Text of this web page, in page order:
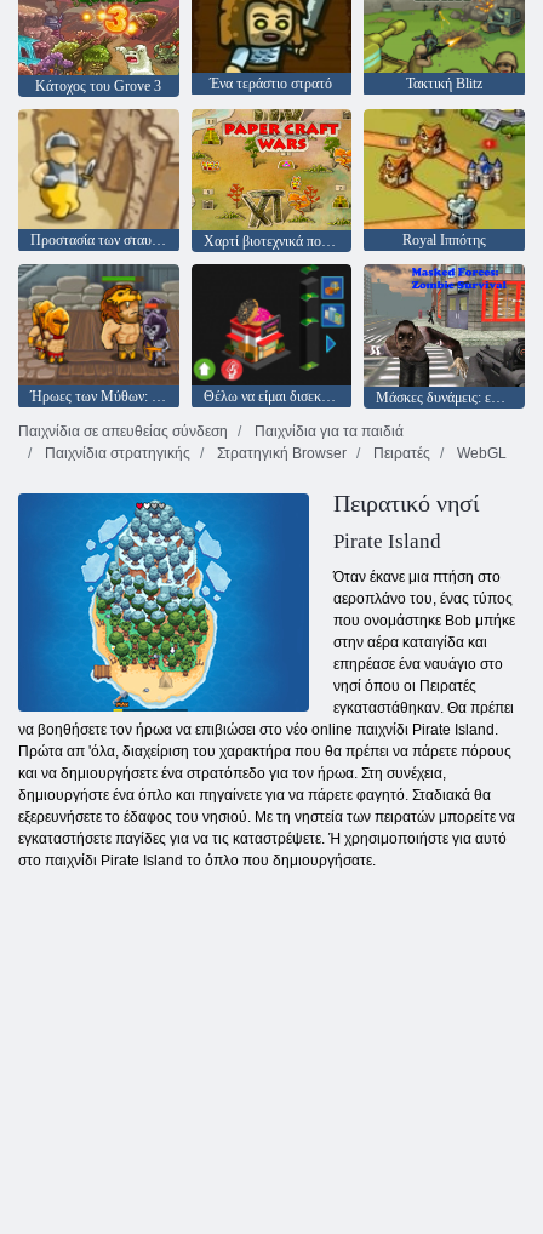
Κάτοχος του Grove 3 Ένα τεράστιο στρατό Τακτική Blitz
Προστασία των σταυροφόρων Χαρτί βιοτεχνικά πολέμους Royal Ιππότης
Ήρωες των Μύθων: Πολεμιστές των Θεών Θέλω να είμαι δισεκατομμυριούχος 2
Μάσκες δυνάμεις: επιβίωση ζόμπι
Παιχνίδια σε απευθείας σύνδεση
Παιχνίδια για τα παιδιά
Παιχνίδια στρατηγικής
Στρατηγική Browser Πειρατές WebGL
Πειρατικό νησί
Pirate Island
Όταν έκανε μια πτήση στο
αεροπλάνο του, ένας τύπος
που ονομάστηκε Bob μπήκε
στην αέρα καταιγίδα και
επηρέασε ένα ναυάγιο στο
νησί όπου οι Πειρατές
εγκαταστάθηκαν. Θα πρέπει
να βοηθήσετε τον ήρωα να επιβιώσει στο νέο online παιχνίδι Pirate Island.
Πρώτα απ 'όλα, διαχείριση του χαρακτήρα που θα πρέπει να πάρετε πόρους
και να δημιουργήσετε ένα στρατόπεδο για τον ήρωα. Στη συνέχεια,
δημιουργήστε ένα όπλο και πηγαίνετε για να πάρετε φαγητό. Σταδιακά θα
εξερευνήσετε το έδαφος του νησιού. Με τη νηστεία των πειρατών μπορείτε να
εγκαταστήσετε παγίδες για να τις καταστρέψετε. Ή χρησιμοποιήστε για αυτό
στο παιχνίδι Pirate Island το όπλο που δημιουργήσατε.